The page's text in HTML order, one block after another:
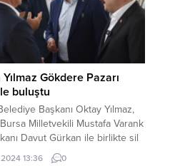
Gökdere Pazarı
buluştu
Belediye Başkanı Oktay Yılmaz,
Milletvekili Mustafa Varank
Davut Gürkan ile birlikte sil
hizmete açtıkları
13:36 0